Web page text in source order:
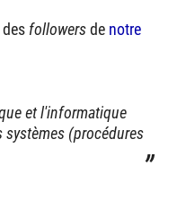
followersde notre
et l'informatique
(procédures